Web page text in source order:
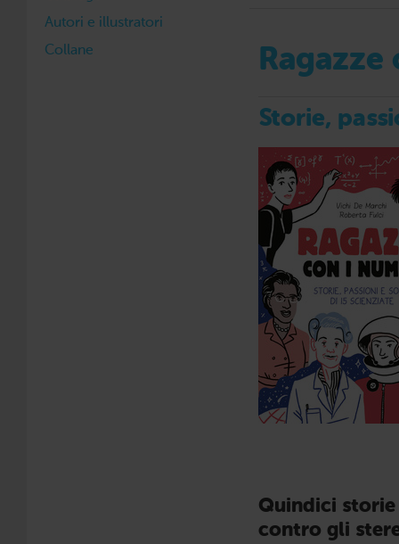
Autori e illustratori
Collane
Storie,
Quindici
contro gli